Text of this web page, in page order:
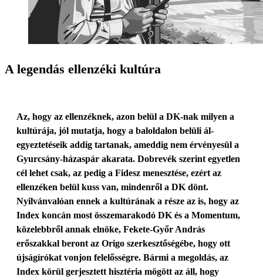
A legendás ellenzéki kultúra
Az, hogy az ellenzéknek, azon belül a DK-nak milyen a
kultúrája, jól mutatja, hogy a baloldalon belüli ál-
egyeztetéseik addig tartanak, ameddig nem érvényesül a
Gyurcsány-házaspár akarata. Dobrevék szerint egyetlen
cél lehet csak, az pedig a Fidesz menesztése, ezért az
ellenzéken belül kuss van, mindenről a DK dönt.
Nyilvánvalóan ennek a kultúrának a része az is, hogy az
Index koncán most összemarakodó DK és a Momentum,
közelebbről annak elnöke, Fekete-Győr András
erőszakkal beront az Origo szerkesztőségébe, hogy ott
újságírókat vonjon felelősségre. Bármi a megoldás, az
Index körül gerjesztett hisztéria mögött az áll, hogy